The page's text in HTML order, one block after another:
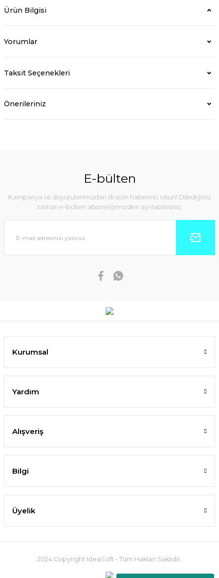
Ürün Bilgisi
Yorumlar
Taksit Seçenekleri
Önerileriniz
E-bülten
Kampanya ve duyurularımızdan ilk sizin haberiniz olsun! Dilediğiniz
zaman e-bülten aboneliğimizden ayrılabilirsiniz.
Kurumsal
Yardım
Alışveriş
Bilgi
Üyelik
2024 Copyright IdeaSoft - Tüm Hakları Saklıdır.